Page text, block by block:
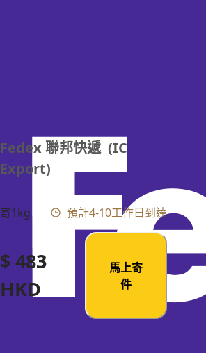
Fedex 聯邦快遞  (IC
Export)
寄1kg 預計4-10工作日到達
$ 483
HKD
馬上寄
件